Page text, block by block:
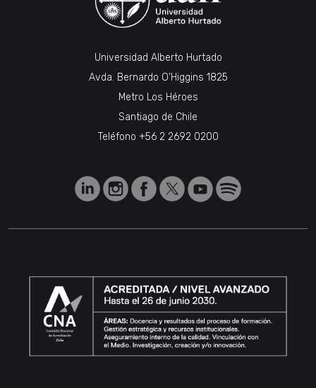
Universidad Alberto Hurtado
Avda. Bernardo O’Higgins 1825
Metro Los Héroes
Santiago de Chile
Teléfono +56 2 2692 0200